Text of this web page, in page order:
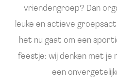
vriendengroep? Dan
leuke en actieve
het nu gaat om een
feestje: wij denken met je
een